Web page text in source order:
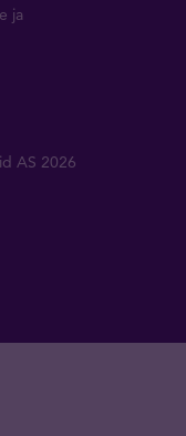
ja
AS 2026